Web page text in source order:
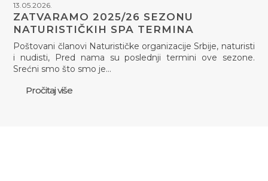
13.05.2026.
ZATVARAMO 2025/26 SEZONU
NATURISTIČKIH SPA TERMINA
Poštovani članovi Naturističke organizacije Srbije, naturisti
i nudisti, Pred nama su poslednji termini ove sezone.
Srećni smo što smo je…
Pročitaj više